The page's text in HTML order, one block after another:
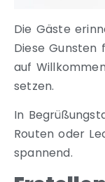
Die Gäste
Diese Gunsten
auf
setzen.
In
Routen oder
spannend.